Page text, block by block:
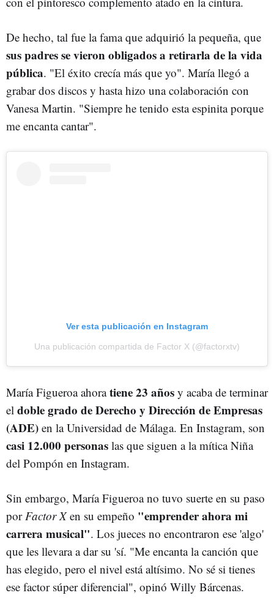
De hecho, tal fue la fama que adquirió la pequeña, que
sus padres se vieron obligados a retirarla de la vida
pública. "El éxito crecía más que yo". María llegó a
grabar dos discos y hasta hizo una colaboración con
Vanesa Martin. "Siempre he tenido esta espinita porque
me encanta cantar".
Ver esta publicación en Instagram
Una publicación compartida de Factor X (@factorxtv)
María Figueroa ahoratiene 23 años y acaba de terminar
el doble grado de Derecho y Dirección de Empresas
(ADE) en la Universidad de Málaga. En Instagram, son
casi 12.000 personas las que siguen a la mítica Niña
del Pompón en Instagram.
Sin embargo, María Figueroa no tuvo suerte en su paso
porFactor Xen su empeño "emprender ahora mi
carrera musical". Los jueces no encontraron ese 'algo'
que les llevara a dar su 'sí. "Me encanta la canción que
has elegido, pero el nivel está altísimo. No sé si tienes
ese factor súper diferencial", opinó Willy Bárcenas.